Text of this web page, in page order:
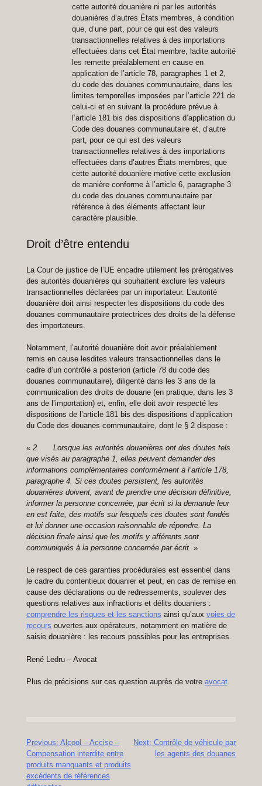
cette autorité douanière ni par les autorités
douanières d’autres États membres,à condition
que ,d’une part, pour ce qui est des valeurs
transactionnelles relatives à des importations
effectuées dans cet État membre, ladite autorité
les remette préalablement en cause en
application de l’article 78, paragraphes 1 et 2,
du code des douanes communautaire, dans les
limites temporelles imposées par l’article 221 de
celui-ci et en suivant la procédure prévue à
l’article 181 bis des dispositions d’application du
Code des douanes communautaireet, d’autre
part, pour ce qui est des valeurs
transactionnelles relatives à des importations
effectuées dans d’autres États membres, que
cette autorité douanière motive cette exclusion
de manière conforme à l’article 6, paragraphe 3
du code des douanes communautaire par
référence à des éléments affectant leur
caractère plausible.
Droit d’être entendu
La Cour de justice de l’UE encadre utilement les prérogatives
des autorités douanières qui souhaitent exclure les valeurs
transactionnelles déclarées par un importateur. L’autorité
douanière doit ainsi respecter les dispositions du code des
douanes communautaire protectrices des droits de la défense
des importateurs.
Notamment, l’autorité douanière doit avoir préalablement
remis en cause lesdites valeurs transactionnelles dans le
cadre d’un contrôle a posteriori (article 78 du code des
douanes communautaire), diligenté dans les 3 ans de la
communication des droits de douane (en pratique, dans les 3
ans de l’importation) et, enfin, elle doit avoir respecté les
dispositions de l’article 181 bis des dispositions d’application
du Code des douanes communautaire, dont le § 2 dispose :
« 2. Lorsque les autorités douanières ont des doutes tels
que visés au paragraphe 1, elles peuvent demander des
informations complémentaires conformément à l’article 178,
paragraphe 4. Si ces doutes persistent, les autorités
douanières doivent, avant de prendre une décision définitive,
informer la personne concernée, par écrit si la demande leur
en est faite, des motifs sur lesquels ces doutes sont fondés
et lui donner une occasion raisonnable de répondre. La
décision finale ainsi que les motifs y afférents sont
communiqués à la personne concernée par écrit. »
Le respect de ces garanties procédurales est essentiel dans
le cadre du contentieux douanieret peut, en cas de remise en
cause des déclarations ou de redressements, soulever des
questions relatives aux infractions et délits douaniers :
comprendre les risques et les sanctions ainsi qu’aux voies de
recours ouvertes aux opérateurs, notamment en matière de
saisie douanière : les recours possibles pour les entreprises.
René Ledru – Avocat
Plus de précisions sur ces question auprès de votre avocat.
Navigation
de
l’article
Previous: Alcool – Accise –
Compensation interdite entre
produits manquants et produits
excédents de références
Next: Contrôle de véhicule par
les agents des douanes